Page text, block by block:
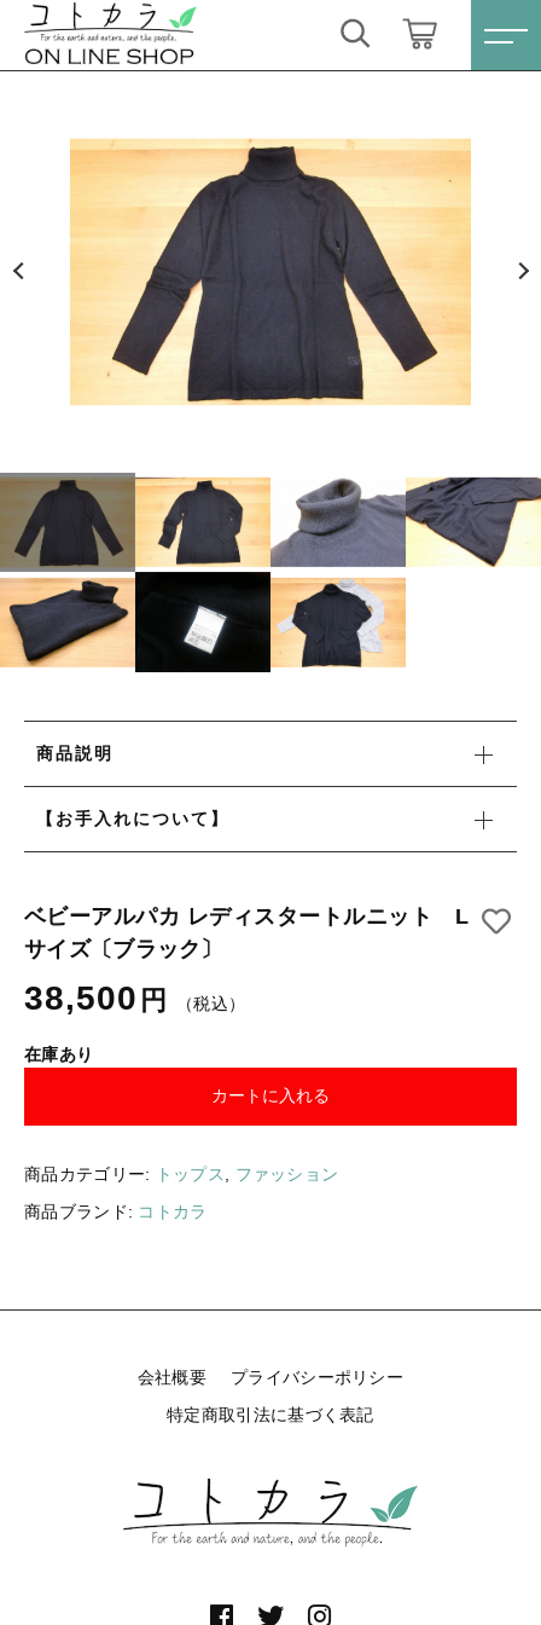
商品説明
【お手入れについて】
ベビーアルパカ レディスタートルニット L
サイズ〔ブラック〕
38,500 円 （税込）
在庫あり
カートに入れる
商品カテゴリー: トップス, ファッション
商品ブランド: コトカラ
会社概要
プライバシーポリシー
特定商取引法に基づく表記
カートに商品を追加しました
ベビーアルパカ レディスタートルニット Lサ
イズ〔ブラック〕
数量
（税込）
ショッピングを続ける
カートを確認する
お気に入り
すべての商品
スキンケア・石鹸
洗剤・食器用石鹸
タオル/ハンカチ
国産［奥会津］かごバッグ
カトラリー/食器
ファッション
雑貨
キリム
ギフトラッピング
その他
セール
お問い合わせ
すべて
スキンケア・石鹸
HINOKI（土佐ヒノキ）シリーズ
サステナブル歯ブラシ・歯磨き粉
タオル/ハンカチ
国産［奥会津］かごバッグ
カトラリー/食器
雑貨
ギフトラッピング
その他
キーワード検索
子カテゴリ
価格帯
～
その他
在庫あり セール